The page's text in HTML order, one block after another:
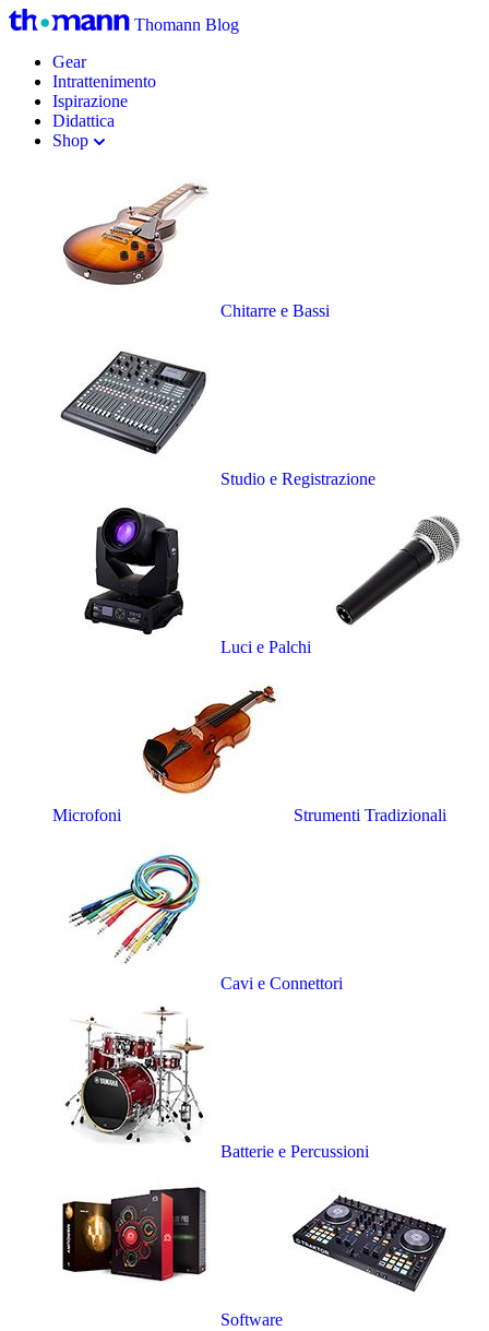
Thomann Blog
Gear
Intrattenimento
Ispirazione
Didattica
Shop
Chitarre e Bassi
Studio e Registrazione
Luci e Palchi
Microfoni Strumenti Tradizionali
Cavi e Connettori
Batterie e Percussioni
Software